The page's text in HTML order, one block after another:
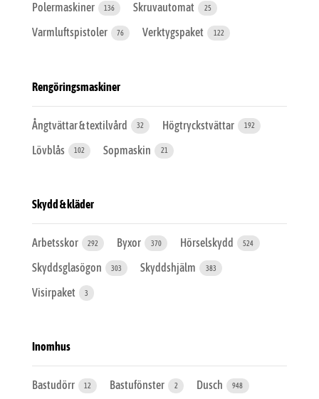
Polermaskiner 136 Skruvautomat 25
Varmluftspistoler 76 Verktygspaket 122
Rengöringsmaskiner
Ångtvättar & textilvård 32 Högtryckstvättar 192
Lövblås 102 Sopmaskin 21
Skydd & kläder
Arbetsskor 292 Byxor 370 Hörselskydd 524
Skyddsglasögon 303 Skyddshjälm 383
Visirpaket 3
Inomhus
Bastudörr 12 Bastufönster 2 Dusch 948